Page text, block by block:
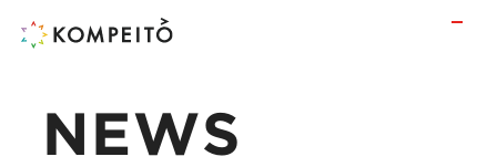
NEWS